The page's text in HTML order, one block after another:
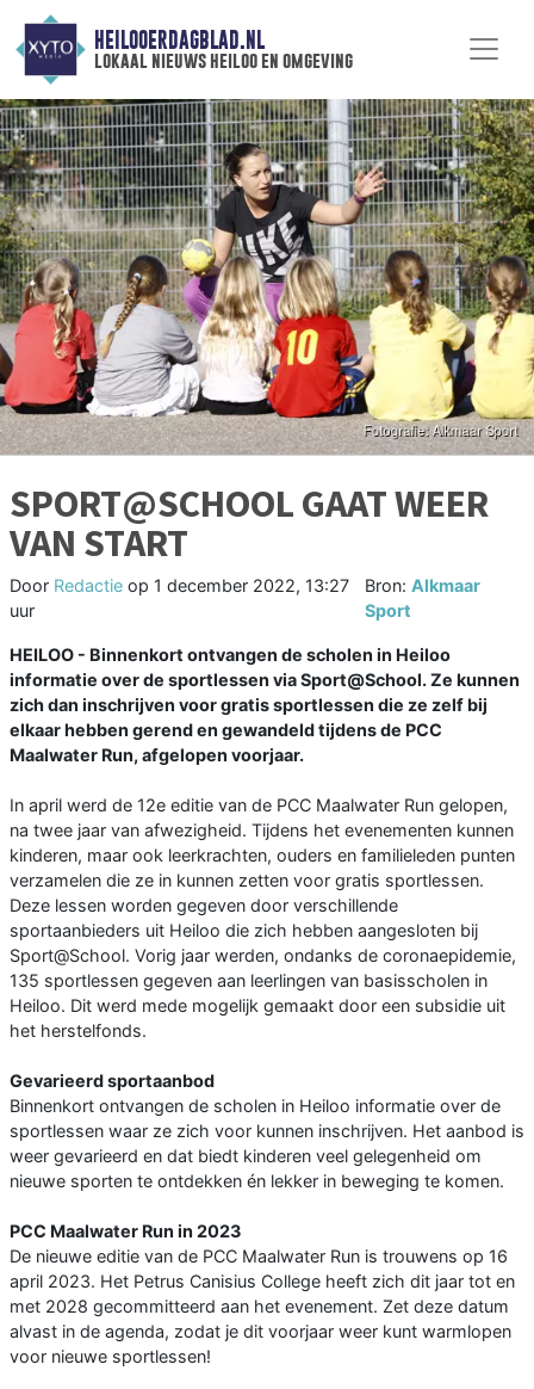
HEILOOERDAGBLAD.NL
lokaal nieuws heiloo en omgeving
SPORT@SCHOOL GAAT WEER
VAN START
Door Redactie op 1 december 2022, 13:27
uur
Bron:Alkmaar
Sport
HEILOO - Binnenkort ontvangen de scholen in Heiloo
informatie over de sportlessen via Sport@School. Ze kunnen
zich dan inschrijven voor gratis sportlessen die ze zelf bij
elkaar hebben gerend en gewandeld tijdens de PCC
Maalwater Run, afgelopen voorjaar.
In april werd de 12e editie van de PCC Maalwater Run gelopen,
na twee jaar van afwezigheid. Tijdens het evenementen kunnen
kinderen, maar ook leerkrachten, ouders en familieleden punten
verzamelen die ze in kunnen zetten voor gratis sportlessen.
Deze lessen worden gegeven door verschillende
sportaanbieders uit Heiloo die zich hebben aangesloten bij
Sport@School. Vorig jaar werden, ondanks de coronaepidemie,
135 sportlessen gegeven aan leerlingen van basisscholen in
Heiloo. Dit werd mede mogelijk gemaakt door een subsidie uit
het herstelfonds.
Gevarieerd sportaanbod
Binnenkort ontvangen de scholen in Heiloo informatie over de
sportlessen waar ze zich voor kunnen inschrijven. Het aanbod is
weer gevarieerd en dat biedt kinderen veel gelegenheid om
nieuwe sporten te ontdekken én lekker in beweging te komen.
PCC Maalwater Run in 2023
De nieuwe editie van de PCC Maalwater Run is trouwens op 16
april 2023. Het Petrus Canisius College heeft zich dit jaar tot en
met 2028 gecommitteerd aan het evenement. Zet deze datum
alvast in de agenda, zodat je dit voorjaar weer kunt warmlopen
voor nieuwe sportlessen!